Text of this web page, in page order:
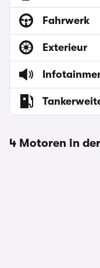
Fahrwerk
Exterieur
4 Motoren in